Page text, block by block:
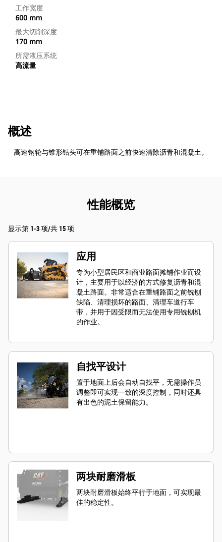
工作宽度
600 mm
最大切削深度
170 mm
所需液压系统
高流量
概述
高速钢轮与锥形钻头可在重铺路面之前快速清除沥青和混凝土。
性能概览
显示第 1-3 项/共 15 项
应用
专为小型居民区和商业路面摊铺作业而设
计，主要用于以经济的方式修复沥青和混
凝土路面。非常适合在重铺路面之前铣刨
缺陷、清理损坏的路面、清理车道行车
带，并用于因受限而无法使用专用铣刨机
的作业。
自找平设计
置于地面上后会自动自找平，无需操作员
调整即可实现一致的深度控制，同时还具
有出色的泥土保留能力。
两块耐磨滑板
两块耐磨滑板始终平行于地面，可实现最
佳的稳定性。